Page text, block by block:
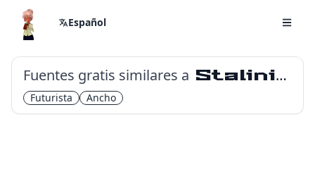
Español
Fuentes gratis similares a Stalinist One
Futurista Ancho